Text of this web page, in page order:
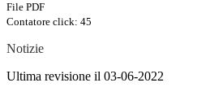
File PDF
Contatore click: 45
Notizie
Ultima revisione il 03-06-2022